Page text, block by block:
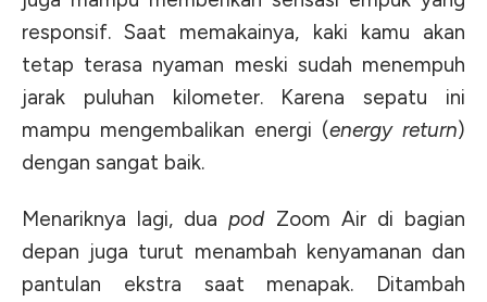
responsif. Saat memakainya, kaki kamu akan
tetap terasa nyaman meski sudah menempuh
jarak puluhan kilometer. Karena sepatu ini
mampu mengembalikan energi (energy return)
dengan sangat baik.
Menariknya lagi, duapodZoom Air di bagian
depan juga turut menambah kenyamanan dan
pantulan ekstra saat menapak. Ditambah